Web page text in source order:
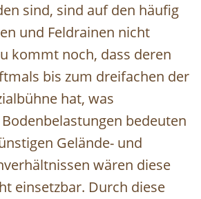
sind, sind auf den häufig
und Feldrainen nicht
kommt noch, dass deren
bis zum dreifachen der
hat, was
bedeuten
Gelände- und
wären diese
einsetzbar. Durch diese